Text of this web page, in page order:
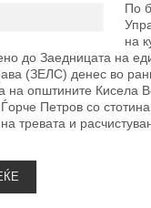
По
на
до Заедницата на
(ЗЕЛС) денес во
на општините Кисела
Петров со
тревата и